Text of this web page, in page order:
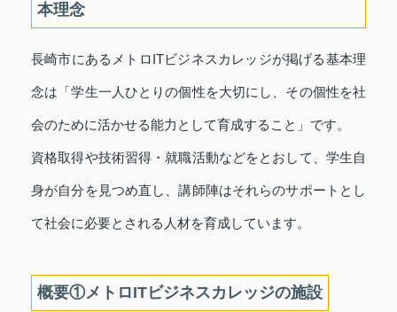
本理念
長崎市にあるメトロITビジネスカレッジが掲げる基本理
念は「学生一人ひとりの個性を大切にし、その個性を社
会のために活かせる能力として育成すること」です。
資格取得や技術習得・就職活動などをとおして、学生自
身が自分を見つめ直し、講師陣はそれらのサポートとし
て社会に必要とされる人材を育成しています。
概要①メトロITビジネスカレッジの施設